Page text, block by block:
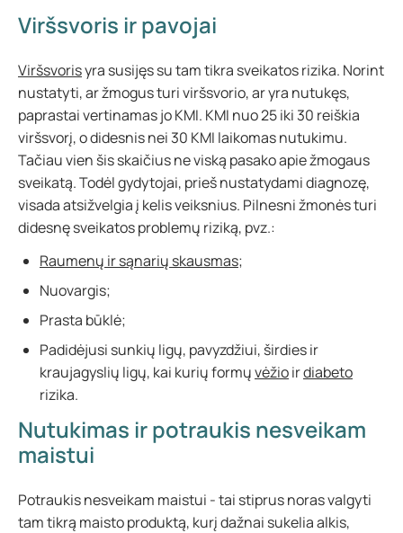
Viršsvoris ir pavojai
Viršsvorisyra susijęs su tam tikra sveikatos rizika. Norint
nustatyti, ar žmogus turi viršsvorio, ar yra nutukęs,
paprastai vertinamas jo KMI. KMI nuo 25 iki 30 reiškia
viršsvorį, o didesnis nei 30 KMI laikomas nutukimu.
Tačiau vien šis skaičius ne viską pasako apie žmogaus
sveikatą. Todėl gydytojai, prieš nustatydami diagnozę,
visada atsižvelgia į kelis veiksnius. Pilnesni žmonės turi
didesnę sveikatos problemų riziką, pvz.:
Raumenų ir sąnarių skausmas;
Nuovargis;
Prasta būklė;
Padidėjusi sunkių ligų, pavyzdžiui, širdies ir
kraujagyslių ligų, kai kurių formųvėžioirdiabeto
rizika.
Nutukimas ir potraukis nesveikam
maistui
Potraukis nesveikam maistui - tai stiprus noras valgyti
tam tikrą maisto produktą, kurį dažnai sukelia alkis,